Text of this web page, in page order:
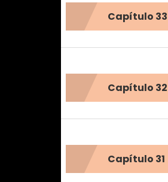
Capítulo 33
Capítulo 32
Capítulo 31